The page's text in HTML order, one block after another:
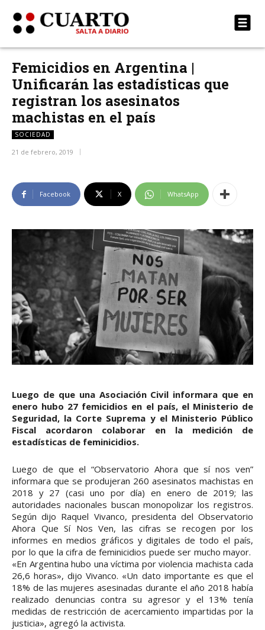
Femicidios en Argentina |
Unificarán las estadísticas que
registran los asesinatos
machistas en el país
SOCIEDAD
21 de febrero, 2019
Facebook X WhatsApp
Luego de que una Asociación Civil informara que en
enero hubo 27 femicidios en el país, el Ministerio de
Seguridad, la Corte Suprema y el Ministerio Público
Fiscal acordaron colaborar en la medición de
estadísticas de feminicidios.
Luego de que el “Observatorio Ahora que sí nos ven”
informara que se produjeran 260 asesinatos machistas en
2018 y 27 (casi uno por día) en enero de 2019; las
autoridades nacionales buscan monopolizar los registros.
Según dijo Raquel Vivanco, presidenta del Observatorio
Ahora Que Sí Nos Ven, las cifras se recogen por los
informes en medios gráficos y digitales de todo el país,
por lo que la cifra de feminicidios puede ser mucho mayor.
«En Argentina hubo una víctima por violencia machista cada
26,6 horas», dijo Vivanco. «Un dato importante es que el
18% de las mujeres asesinadas durante el año 2018 había
realizado denuncias contra su agresor y el 13% tenía
medidas de restricción de acercamiento impartidas por la
justicia», agregó la activista.